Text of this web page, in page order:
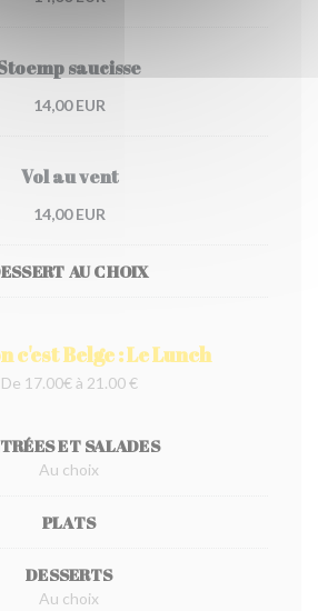
saucisse
14,00 EUR
Vol au vent
14,00 EUR
AU CHOIX
c'est Belge : Le Lunch
De 17.00€ à 21.00 €
ET SALADES
Au choix
PLATS
DESSERTS
Au choix